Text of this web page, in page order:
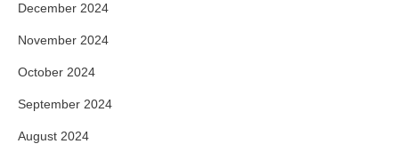
December 2024
November 2024
October 2024
September 2024
August 2024